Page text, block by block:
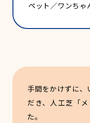
ペット／ワンちゃ
手間をかけずに
だき、人工芝「
た。